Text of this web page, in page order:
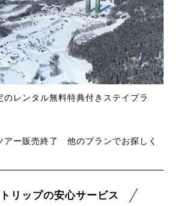
のレンタル無料特典付きステイプラ
アー販売終了 他のプランでお探しく
リップの安心サービス